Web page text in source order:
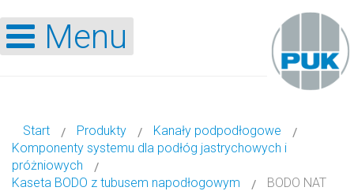
Menu
Start Produkty
Kanały podpodłogowe
Komponenty systemu dla podłóg jastrychowych i
próżniowych
Kaseta BODO z tubusem napodłogowym
BODO NAT